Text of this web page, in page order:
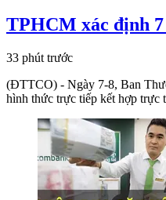
TPHCM xác định
33 phút trước
(ĐTTCO) - Ngày 7-8, Ban
hình thức trực tiếp kết hợp trực